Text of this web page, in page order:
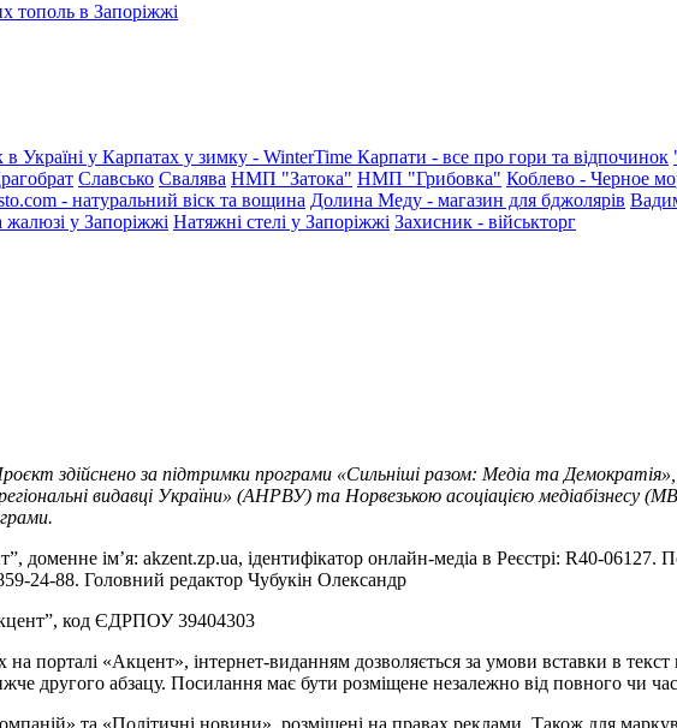
тополь в Запоріжжі
Україні у Карпатах у зимку - WinterTime Карпати - все про гори та відпочинок
Славсько Свалява НМП "Затока" НМП "Грибовка" Коблево - Черное
- натуральний віск та вощина Долина Меду - магазин для бджолярів
у Запоріжжі Натяжні стелі у Запоріжжі Захисник - військторг
здійснено за підтримки програми «Сильніші разом: Медіа та
видавці України» (АНРВУ) та Норвезькою асоціацією медіабізнесу
доменне ім’я: akzent.zp.ua, ідентифікатор онлайн-медіа в Реєстрі: R40-
24-88. Головний редактор Чубукін Олександр
код ЄДРПОУ 39404303
порталі «Акцент», інтернет-виданням дозволяється за умови вставки в
другого абзацу. Посилання має бути розміщене незалежно від повного чи